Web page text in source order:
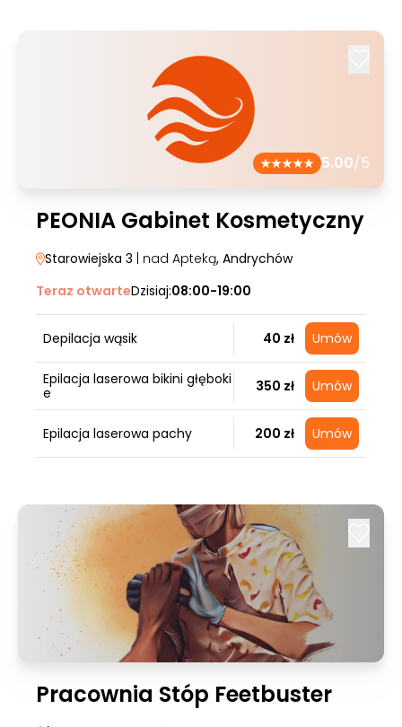
5.00/5
PEONIA Gabinet Kosmetyczny
Starowiejska 3 | nad Apteką, Andrychów
Teraz otwarteDzisiaj:08:00-19:00
Depilacja wąsik 40 zł Umów
Epilacja laserowa bikini głęboki
e
350 zł Umów
Epilacja laserowa pachy 200 zł Umów
Pracownia Stóp Feetbuster